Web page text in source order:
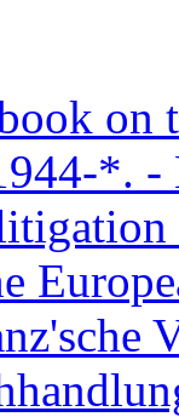
on
*. -